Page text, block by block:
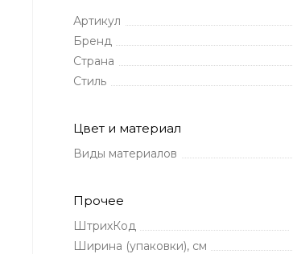
Артикул
Бренд
Страна
Стиль
Цвет и материал
Виды материалов
Прочее
ШтрихКод
Ширина (упаковки), см